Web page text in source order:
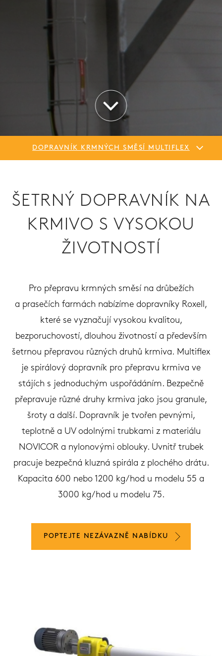
DOPRAVNÍK KRMNÝCH SMĚSÍ MULTIFLEX
ŠETRNÝ DOPRAVNÍK NA
KRMIVO S VYSOKOU
ŽIVOTNOSTÍ
Pro přepravu krmných směsí na drůbežích
a prasečích farmách nabízíme dopravníky Roxell,
které se vyznačují vysokou kvalitou,
bezporuchovostí, dlouhou životností a především
šetrnou přepravou různých druhů krmiva. Multiflex
je spirálový dopravník pro přepravu krmiva ve
stájích s jednoduchým uspořádáním. Bezpečně
přepravuje různé druhy krmiva jako jsou granule,
šroty a další. Dopravník je tvořen pevnými,
teplotně a UV odolnými trubkami z materiálu
NOVICOR a nylonovými oblouky. Uvnitř trubek
pracuje bezpečná kluzná spirála z plochého drátu.
Kapacita 600 nebo 1200 kg/hod u modelu 55 a
3000 kg/hod u modelu 75.
POPTEJTE NEZÁVAZNĚ NABÍDKU